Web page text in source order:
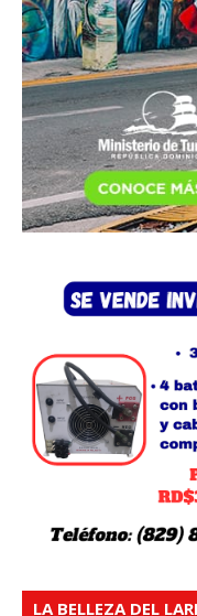
LA BELLEZA DEL